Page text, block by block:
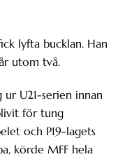
lyfta bucklan. Han
utom två.
ur U21-serien innan
för tung
och P19-lagets
körde MFF hela